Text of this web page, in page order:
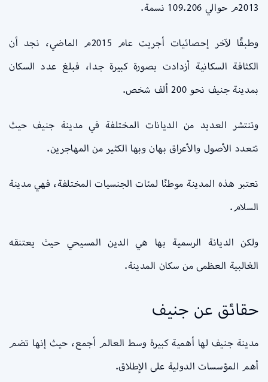
2013م حوالي 109.206 نسمة.
وطبقًا لآخر إحصائيات أجريت عام 2015م الماضي، نجد أن
الكثافة السكانية أزدادت بصورة كبيرة جدا، فبلغ عدد السكان
بمدينة جنيف نحو 200 ألف شخص.
وتنتشر العديد من الديانات المختلفة في مدينة جنيف حيث
تتعدد الأصول والأعراق بهان وبها الكثير من المهاجرين.
تعتبر هذه المدينة موطنًا لمئات الجنسيات المختلفة، فهي مدينة
السلام.
ولكن الديانة الرسمية بها هي الدين المسيحي حيث يعتنقه
الغالبية العظمى من سكان المدينة.
حقائق عن جنيف
مدينة جنيف لها أهمية كبيرة وسط العالم أجمع، حيث إنها تضم
أهم المؤسسات الدولية على الإطلاق.